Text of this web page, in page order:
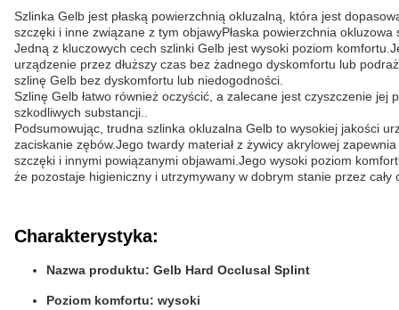
Szlinka Gelb jest płaską powierzchnią okluzalną, która jest
szczęki i inne związane z tym objawyPłaska powierzchnia
Jedną z kluczowych cech szlinki Gelb jest wysoki poziom
urządzenie przez dłuższy czas bez żadnego dyskomfortu lub
szlinę Gelb bez dyskomfortu lub niedogodności.
Szlinę Gelb łatwo również oczyścić, a zalecane jest czyszczenie
szkodliwych substancji..
Podsumowując, trudna szlinka okluzalna Gelb to wysokiej jakości
zaciskanie zębów.Jego twardy materiał z żywicy akrylowej
szczęki i innymi powiązanymi objawami.Jego wysoki poziom
że pozostaje higieniczny i utrzymywany w dobrym stanie przez cały
Charakterystyka:
Nazwa produktu: Gelb Hard Occlusal Splint
Poziom komfortu: wysoki